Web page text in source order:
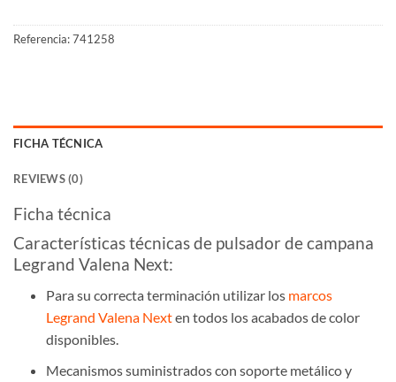
Referencia:741258
FICHA TÉCNICA
REVIEWS (0)
Ficha técnica
Características técnicas de pulsador de campana
Legrand Valena Next:
Para su correcta terminación utilizar los marcos
Legrand Valena Nexten todos los acabados de color
disponibles.
Mecanismos suministrados con soporte metálico y